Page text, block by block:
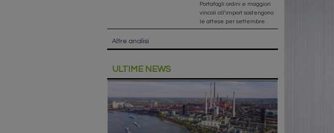
Portafogli ordini e maggiori
vincoli all’import sostengono
le attese per settembre
Altre analisi
ULTIME NEWS